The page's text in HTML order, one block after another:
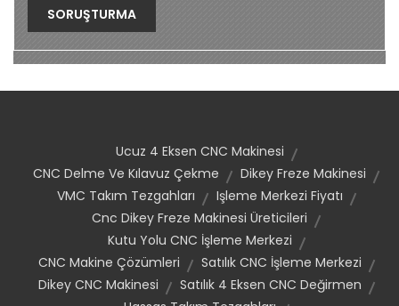
SORUŞTURMA
Ucuz 4 Eksen CNC Makinesi
CNC Delme Ve Kılavuz Çekme
Dikey Freze Makinesi
VMC Takım Tezgahları
Işleme Merkezi Fiyatı
Cnc Dikey Freze Makinesi Üreticileri
Kutu Yolu CNC İşleme Merkezi
CNC Makine Çözümleri
Satılık CNC İşleme Merkezi
Dikey CNC Makinesi
Satılık 4 Eksen CNC Değirmen